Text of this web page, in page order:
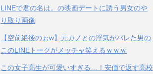
LINEで君の名は。の映画デートに誘う男女のや
り取り画像
【空前絶後のぉw】元カノとの浮気がバレた男の
このLINEトークがメッチャ笑えるｗｗｗ
この女子高生が可愛いすぎる…！安価で返す高校